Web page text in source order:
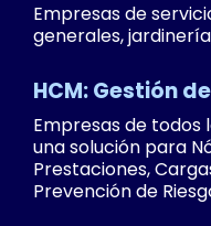
Empresas de
generales,
HCM: Gestión
Empresas de todos
una solución para
Prestaciones,
Prevención de